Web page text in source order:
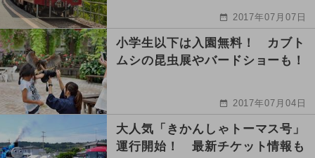
2017年07月07日
小学生以下は入園無料！ カブト
ムシの昆虫展やバードショーも！
2017年07月04日
大人気「きかんしゃトーマス号」
運行開始！ 最新チケット情報も